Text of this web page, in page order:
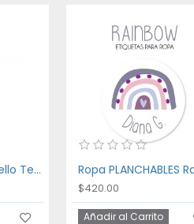
Repuesto Tinta Sello Textil
$420.00
Añadir al Carrito